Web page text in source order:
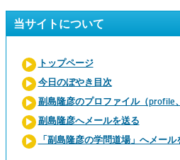
当サイトについて
トップページ
今日のぼやき目次
副島隆彦のプロファイル（profile
副島隆彦へメールを送る
「副島隆彦の学問道場」へメール